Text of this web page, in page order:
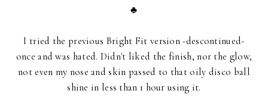
♣
I tried the previous Bright Fit version -descontinued-
once and was hated. Didn't liked the finish, nor the glow,
not even my nose and skin passed to that oily disco ball
shine in less than 1 hour using it.